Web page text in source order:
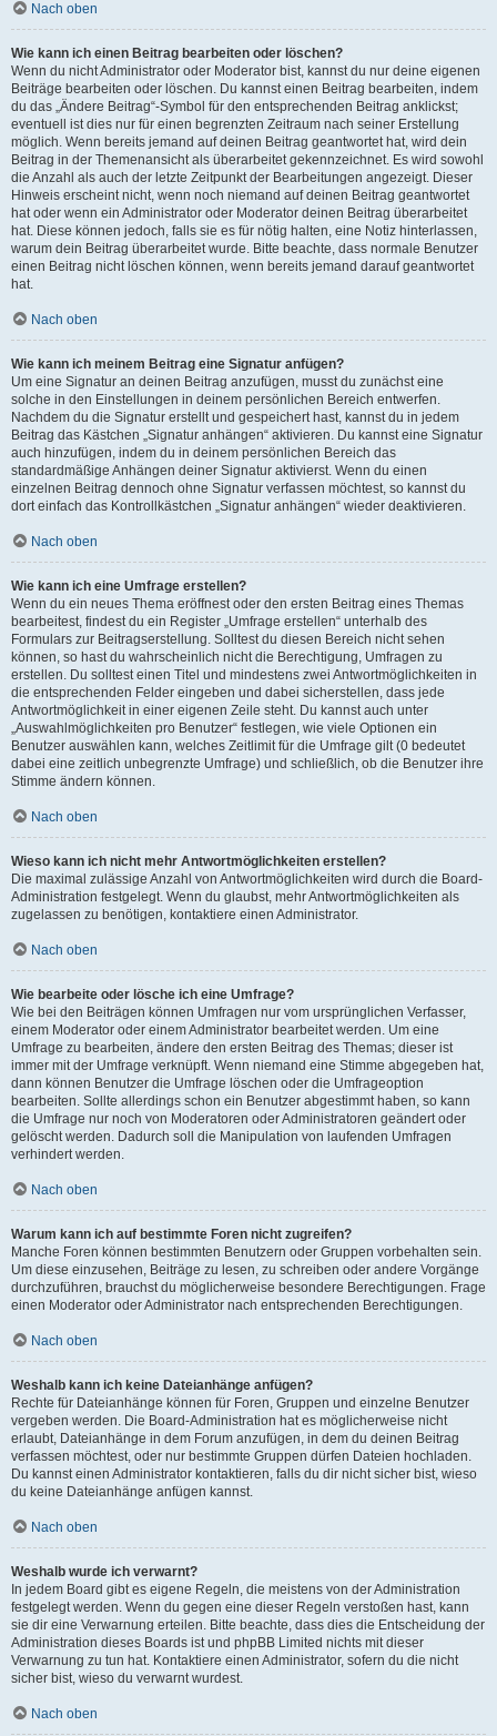
Nach oben
Wie kann ich einen Beitrag bearbeiten oder löschen?
Wenn du nicht Administrator oder Moderator bist, kannst du nur deine eigenen
Beiträge bearbeiten oder löschen. Du kannst einen Beitrag bearbeiten, indem
du das „Ändere Beitrag“-Symbol für den entsprechenden Beitrag anklickst;
eventuell ist dies nur für einen begrenzten Zeitraum nach seiner Erstellung
möglich. Wenn bereits jemand auf deinen Beitrag geantwortet hat, wird dein
Beitrag in der Themenansicht als überarbeitet gekennzeichnet. Es wird sowohl
die Anzahl als auch der letzte Zeitpunkt der Bearbeitungen angezeigt. Dieser
Hinweis erscheint nicht, wenn noch niemand auf deinen Beitrag geantwortet
hat oder wenn ein Administrator oder Moderator deinen Beitrag überarbeitet
hat. Diese können jedoch, falls sie es für nötig halten, eine Notiz hinterlassen,
warum dein Beitrag überarbeitet wurde. Bitte beachte, dass normale Benutzer
einen Beitrag nicht löschen können, wenn bereits jemand darauf geantwortet
hat.
Nach oben
Wie kann ich meinem Beitrag eine Signatur anfügen?
Um eine Signatur an deinen Beitrag anzufügen, musst du zunächst eine
solche in den Einstellungen in deinem persönlichen Bereich entwerfen.
Nachdem du die Signatur erstellt und gespeichert hast, kannst du in jedem
Beitrag das Kästchen „Signatur anhängen“ aktivieren. Du kannst eine Signatur
auch hinzufügen, indem du in deinem persönlichen Bereich das
standardmäßige Anhängen deiner Signatur aktivierst. Wenn du einen
einzelnen Beitrag dennoch ohne Signatur verfassen möchtest, so kannst du
dort einfach das Kontrollkästchen „Signatur anhängen“ wieder deaktivieren.
Nach oben
Wie kann ich eine Umfrage erstellen?
Wenn du ein neues Thema eröffnest oder den ersten Beitrag eines Themas
bearbeitest, findest du ein Register „Umfrage erstellen“ unterhalb des
Formulars zur Beitragserstellung. Solltest du diesen Bereich nicht sehen
können, so hast du wahrscheinlich nicht die Berechtigung, Umfragen zu
erstellen. Du solltest einen Titel und mindestens zwei Antwortmöglichkeiten in
die entsprechenden Felder eingeben und dabei sicherstellen, dass jede
Antwortmöglichkeit in einer eigenen Zeile steht. Du kannst auch unter
„Auswahlmöglichkeiten pro Benutzer“ festlegen, wie viele Optionen ein
Benutzer auswählen kann, welches Zeitlimit für die Umfrage gilt (0 bedeutet
dabei eine zeitlich unbegrenzte Umfrage) und schließlich, ob die Benutzer ihre
Stimme ändern können.
Nach oben
Wieso kann ich nicht mehr Antwortmöglichkeiten erstellen?
Die maximal zulässige Anzahl von Antwortmöglichkeiten wird durch die Board-
Administration festgelegt. Wenn du glaubst, mehr Antwortmöglichkeiten als
zugelassen zu benötigen, kontaktiere einen Administrator.
Nach oben
Wie bearbeite oder lösche ich eine Umfrage?
Wie bei den Beiträgen können Umfragen nur vom ursprünglichen Verfasser,
einem Moderator oder einem Administrator bearbeitet werden. Um eine
Umfrage zu bearbeiten, ändere den ersten Beitrag des Themas; dieser ist
immer mit der Umfrage verknüpft. Wenn niemand eine Stimme abgegeben hat,
dann können Benutzer die Umfrage löschen oder die Umfrageoption
bearbeiten. Sollte allerdings schon ein Benutzer abgestimmt haben, so kann
die Umfrage nur noch von Moderatoren oder Administratoren geändert oder
gelöscht werden. Dadurch soll die Manipulation von laufenden Umfragen
verhindert werden.
Nach oben
Warum kann ich auf bestimmte Foren nicht zugreifen?
Manche Foren können bestimmten Benutzern oder Gruppen vorbehalten sein.
Um diese einzusehen, Beiträge zu lesen, zu schreiben oder andere Vorgänge
durchzuführen, brauchst du möglicherweise besondere Berechtigungen. Frage
einen Moderator oder Administrator nach entsprechenden Berechtigungen.
Nach oben
Weshalb kann ich keine Dateianhänge anfügen?
Rechte für Dateianhänge können für Foren, Gruppen und einzelne Benutzer
vergeben werden. Die Board-Administration hat es möglicherweise nicht
erlaubt, Dateianhänge in dem Forum anzufügen, in dem du deinen Beitrag
verfassen möchtest, oder nur bestimmte Gruppen dürfen Dateien hochladen.
Du kannst einen Administrator kontaktieren, falls du dir nicht sicher bist, wieso
du keine Dateianhänge anfügen kannst.
Nach oben
Weshalb wurde ich verwarnt?
In jedem Board gibt es eigene Regeln, die meistens von der Administration
festgelegt werden. Wenn du gegen eine dieser Regeln verstoßen hast, kann
sie dir eine Verwarnung erteilen. Bitte beachte, dass dies die Entscheidung der
Administration dieses Boards ist und phpBB Limited nichts mit dieser
Verwarnung zu tun hat. Kontaktiere einen Administrator, sofern du die nicht
sicher bist, wieso du verwarnt wurdest.
Nach oben